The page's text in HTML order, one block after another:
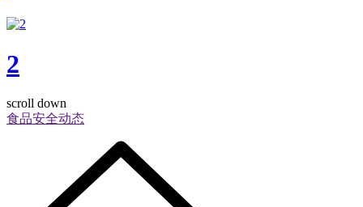
2
scroll down
食品安全动态